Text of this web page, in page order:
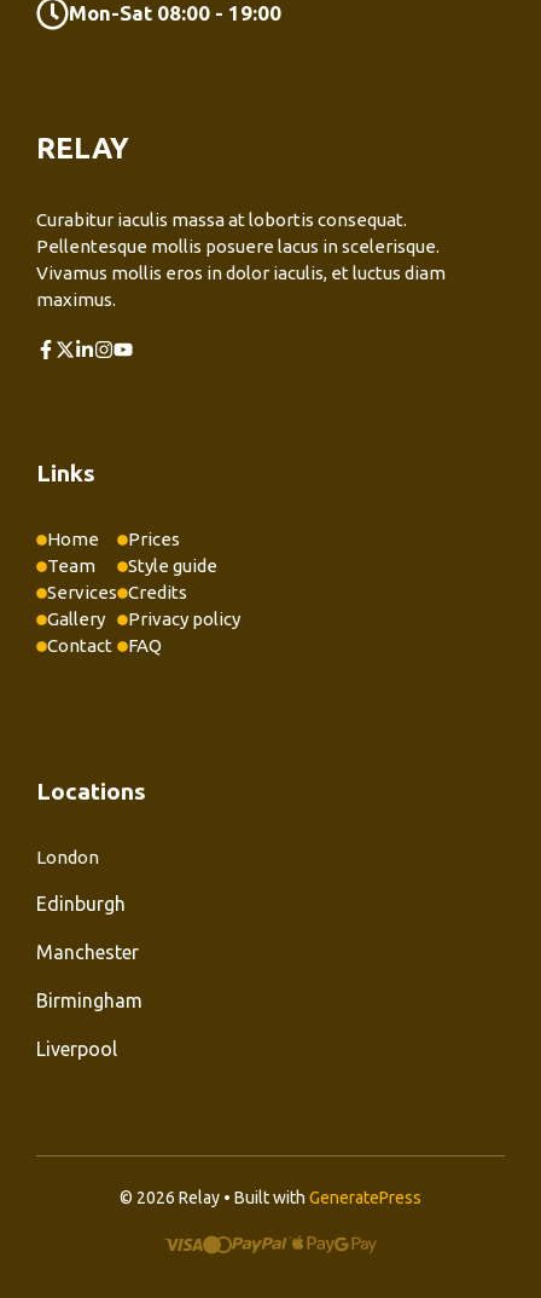
Mon-Sat 08:00 - 19:00
RELAY
Curabitur iaculis massa at lobortis consequat.
Pellentesque mollis posuere lacus in scelerisque.
Vivamus mollis eros in dolor iaculis, et luctus diam
maximus.
Links
Home
Team
Services
Gallery
Contact
Prices
Style guide
Credits
Privacy policy
FAQ
Locations
London
Edinburgh
Manchester
Birmingham
Liverpool
© 2026 Relay • Built with GeneratePress